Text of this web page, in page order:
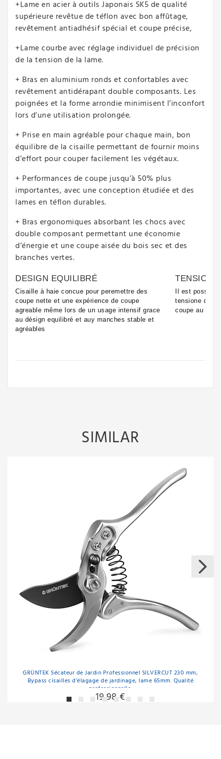
+Lame en acier à outils Japonais SK5 de qualité
supérieure revêtue de téflon avec bon affûtage,
revêtement antiadhésif spécial et coupe précise,
+Lame courbe avec réglage individuel de précision
de la tension de la lame.
+ Bras en aluminium ronds et confortables avec
revêtement antidérapant double composants. Les
poignées et la forme arrondie minimisent l’inconfort
lors d’une utilisation prolongée.
+ Prise en main agréable pour chaque main, bon
équilibre de la cisaille permettant de fournir moins
d’effort pour couper facilement les végétaux.
+ Performances de coupe jusqu’à 50% plus
importantes, avec une conception étudiée et des
lames en téflon durables.
+ Bras ergonomiques absorbant les chocs avec
double composant permettant une économie
d’énergie et une coupe aisée du bois sec et des
branches vertes.
DESIGN EQUILIBRÉ
Cisaille à haie concue pour peremettre des
coupe nette et une expérience de coupe
agreable même lors de un usage intensif grace
au désign equilibré et auy manches stable et
agréables
TENSION
Il est possibe
tensione des
coupe au type
SIMILAR
GRÜNTEK Sécateur de Jardin Professionnel SILVERCUT 230 mm,
Bypass cisailles d’élagage de jardinage, lame 65mm. Qualité
professionnelle.
19,98 €